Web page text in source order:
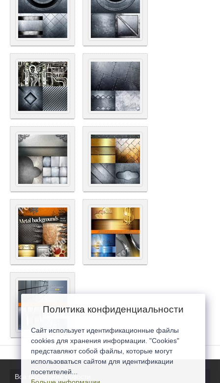
Все последние новости
Политика конфиденциальности
Сайт использует идентификационные файлы
cookies для хранения информации. "Cookies"
представляют собой файлы, которые могут
использоваться сайтом для идентификации
посетителей...